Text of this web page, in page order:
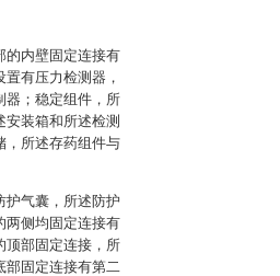
的内壁固定连接有
有压力检测器，
器；稳定组件，所
装箱和所述检测
，所述存药组件与
护气囊，所述防护
两侧均固定连接有
顶部固定连接，所
部固定连接有第二